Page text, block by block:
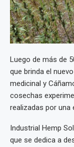
Luego de más de
que brinda el
medicinal y
cosechas
realizadas por una
Industrial Hemp
que se dedica a